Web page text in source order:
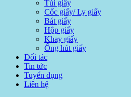
Túi giấy
Cốc giấy/ Ly giấy
Bát giấy
Hộp giấy
Khay giấy
Ống hút giấy
Đối tác
Tin tức
Tuyển dụng
Liên hệ